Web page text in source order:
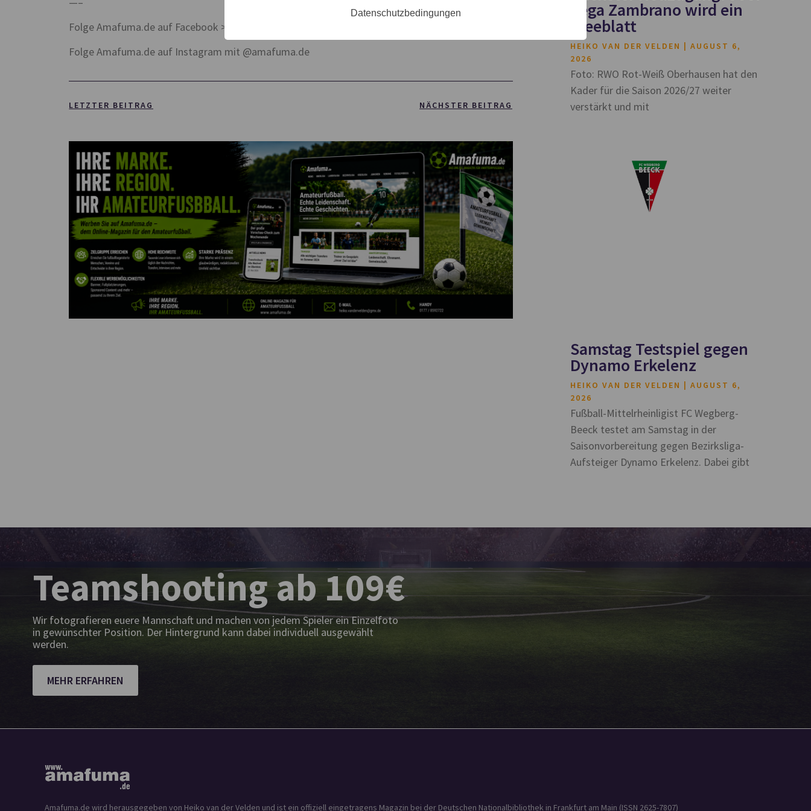
Folge Amafuma.de auf Facebook >>
Folge Amafuma.de auf Instagram mit @amafuma.de
LETZTER BEITRAG NÄCHSTER BEITRAG
Vega Zambrano wird ein
Kleeblatt
HEIKO VAN DER VELDEN
AUGUST 6,
2026
Foto: RWO Rot-Weiß Oberhausen hat den
Kader für die Saison 2026/27 weiter
verstärkt und mit
Samstag Testspiel gegen
Dynamo Erkelenz
HEIKO VAN DER VELDEN
AUGUST 6,
2026
Fußball-Mittelrheinligist FC Wegberg-
Beeck testet am Samstag in der
Saisonvorbereitung gegen Bezirksliga-
Aufsteiger Dynamo Erkelenz. Dabei gibt
Teamshooting ab 109€
Wir fotografieren euere Mannschaft und machen von jedem Spieler ein Einzelfoto
in gewünschter Position. Der Hintergrund kann dabei individuell ausgewählt
werden.
MEHR ERFAHREN
Amafuma.de wird herausgegeben von Heiko van der Velden und ist ein offiziell eingetragens Magazin bei der Deutschen Nationalbibliothek in Frankfurt am Main (ISSN 2625-7807)
Datenschutzbedingungen